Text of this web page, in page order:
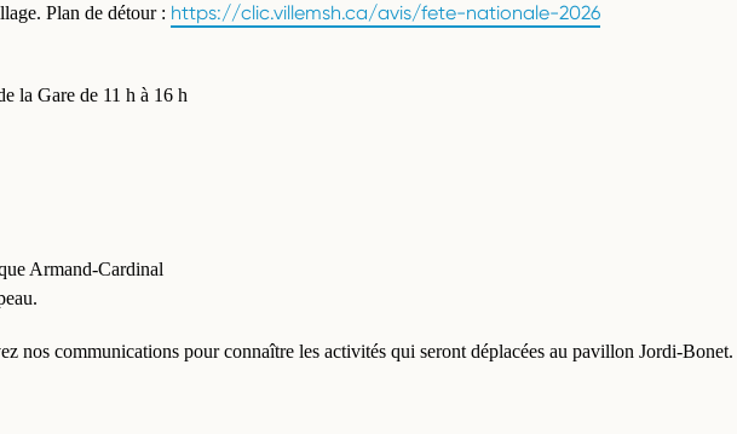
Plan de détour : https://clic.villemsh.ca/avis/fete-nationale-2026
la Gare de 11 h à 16 h
Armand-Cardinal
nos communications pour connaître les activités qui seront déplacées au pavillon Jordi‑Bonet.